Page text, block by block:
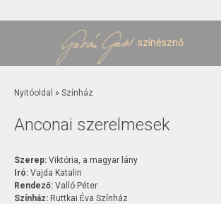
színésznő
Jelenlegi hely
Nyitóoldal » Színház
Anconai szerelmesek
Szerep: Viktória, a magyar lány
Iró: Vajda Katalin
Rendező: Valló Péter
Színház: Ruttkai Éva Színház